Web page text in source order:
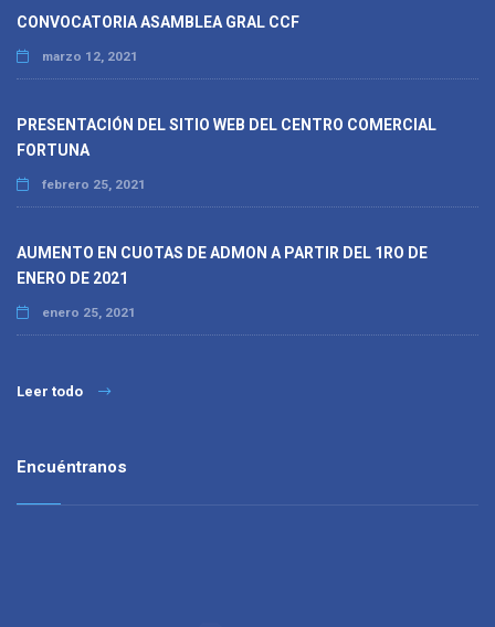
CONVOCATORIA ASAMBLEA GRAL CCF
marzo 12, 2021
PRESENTACIÓN DEL SITIO WEB DEL CENTRO COMERCIAL
FORTUNA
febrero 25, 2021
AUMENTO EN CUOTAS DE ADMON A PARTIR DEL 1RO DE
ENERO DE 2021
enero 25, 2021
Leer todo
Encuéntranos